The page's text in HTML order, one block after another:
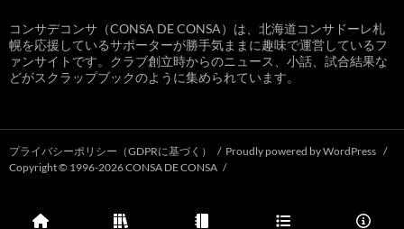
コンサデコンサ（CONSA DE CONSA）は、北海道コンサドーレ札
幌を応援しているサポーターが勝手気ままに趣味で運営しているフ
ァンサイトです。クラブ創立時からのニュース、小話、試合結果な
どがスクラップブックのように集められています。
プライバシーポリシー（GDPRに基づく）
Proudly powered by WordPress
Copyright © 1996-2026 CONSA DE CONSA